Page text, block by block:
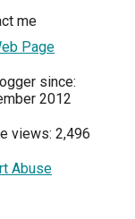
me
Page
since:
2012
views: 2,496
Abuse